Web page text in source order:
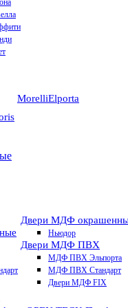
MorelliElporta
Двери МДФ
Ньюдор
Двери МДФ ПВХ
МДФ ПВХ Эльпорта
МДФ ПВХ Стандарт
Двери МДФ FIX